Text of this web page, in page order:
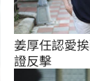
姜厚任認愛
證反擊